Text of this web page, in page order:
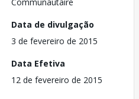
Data de divulgação
3 de fevereiro de 2015
Data Efetiva
12 de fevereiro de 2015